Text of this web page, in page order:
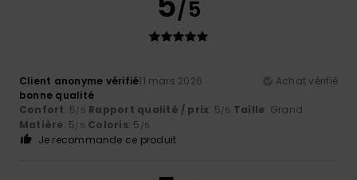
/5
Client anonyme vérifié11 mars 2026
Achat vérifié
bonne qualité
Confort: 5/5 Rapport qualité / prix: 5/5 Taille: Grand
Matière: 5/5 Coloris: 5 /5
Je recommande ce produit